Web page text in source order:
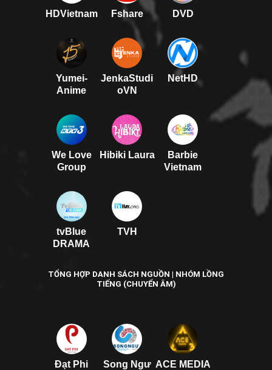
HDVietnam Fshare DVD
Yumei-
Anime
JenkaStudi
oVN
NetHD
We Love
Group
Hibiki Laura
Barbie
Vietnam
tvBlue
DRAMA
TVH
TỔNG HỢP DANH SÁCH NGUỒN | NHÓM LỒNG
TIẾNG (CHUYỂN ÂM)
Đạt Phi
Song Ngư ACE MEDIA